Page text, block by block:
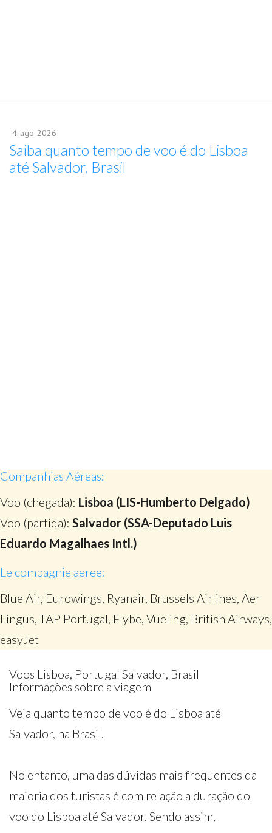
4 ago 2026
Saiba quanto tempo de voo é do Lisboa
até Salvador, Brasil
Companhias Aéreas:
Voo (chegada): Lisboa (LIS-Humberto Delgado)
Voo (partida): Salvador (SSA-Deputado Luis
Eduardo Magalhaes Intl.)
Le compagnie aeree:
Blue Air, Eurowings, Ryanair, Brussels Airlines, Aer
Lingus, TAP Portugal, Flybe, Vueling, British Airways,
easyJet
Voos Lisboa, Portugal Salvador, Brasil
Informações sobre a viagem
Veja quanto tempo de voo é do Lisboa até
Salvador, na Brasil.
No entanto, uma das dúvidas mais frequentes da
maioria dos turistas é com relação a duração do
voo do Lisboa até Salvador. Sendo assim,